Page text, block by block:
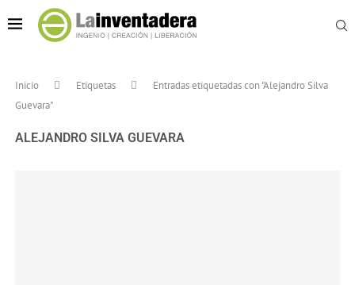
Inicio Etiquetas
Entradas etiquetadas con "Alejandro Silva
Guevara"
ALEJANDRO SILVA GUEVARA